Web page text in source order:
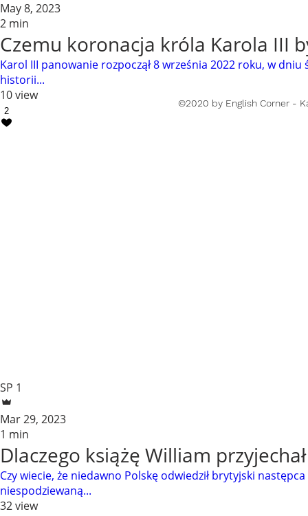
May 8, 2023
2 min
Czemu koronacja króla Karola III
Karol III panowanie rozpoczął 8 września 2022 roku, w
historii...
10 view
2
SP 1
Mar 29, 2023
1 min
Dlaczego książę William
Czy wiecie, że niedawno Polskę odwiedził brytyjski
niespodziewaną...
32 view
©2020 by English Corner -